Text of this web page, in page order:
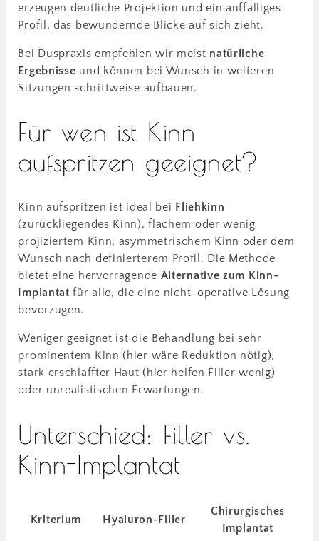
erzeugen deutliche Projektion und ein auffälliges
Profil, das bewundernde Blicke auf sich zieht.
Bei Duspraxis empfehlen wir meist natürliche
Ergebnisse und können bei Wunsch in weiteren
Sitzungen schrittweise aufbauen.
Für wen ist Kinn
aufspritzen geeignet?
Kinn aufspritzen ist ideal bei Fliehkinn
(zurückliegendes Kinn), flachem oder wenig
projiziertem Kinn, asymmetrischem Kinn oder dem
Wunsch nach definierterem Profil. Die Methode
bietet eine hervorragende Alternative zum Kinn-
Implantat für alle, die eine nicht-operative Lösung
bevorzugen.
Weniger geeignet ist die Behandlung bei sehr
prominentem Kinn (hier wäre Reduktion nötig),
stark erschlaffter Haut (hier helfen Filler wenig)
oder unrealistischen Erwartungen.
Unterschied: Filler vs.
Kinn-Implantat
Kriterium Hyaluron-Filler
Chirurgisches
Implantat